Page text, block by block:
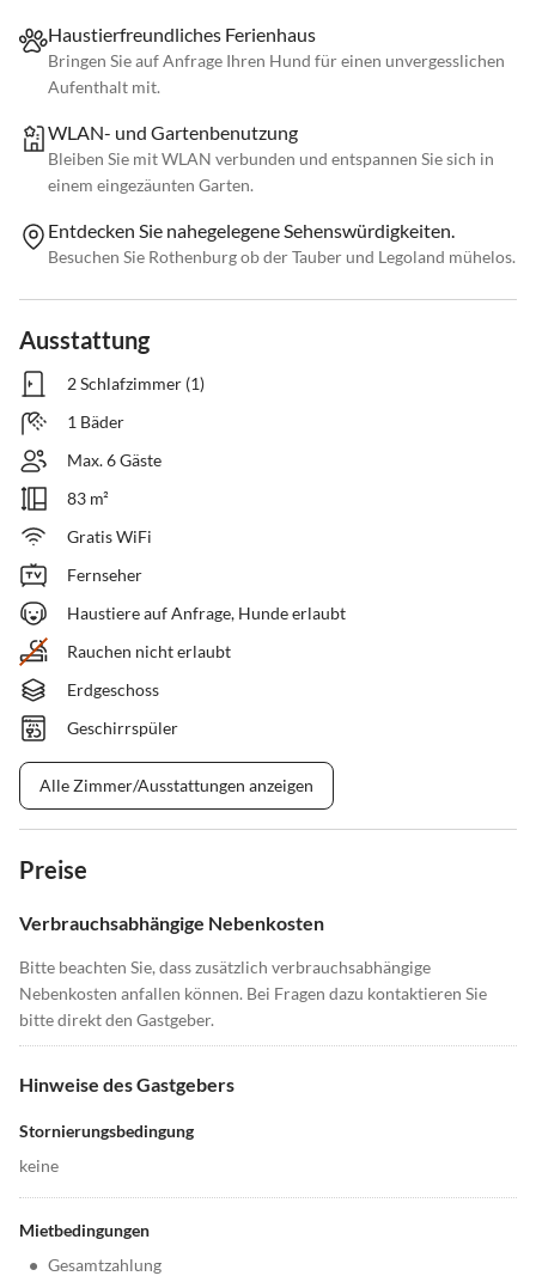
Haustierfreundliches Ferienhaus
Bringen Sie auf Anfrage Ihren Hund für einen unvergesslichen
Aufenthalt mit.
WLAN- und Gartenbenutzung
Bleiben Sie mit WLAN verbunden und entspannen Sie sich in
einem eingezäunten Garten.
Entdecken Sie nahegelegene Sehenswürdigkeiten.
Besuchen Sie Rothenburg ob der Tauber und Legoland mühelos.
Ausstattung
2 Schlafzimmer (1)
1 Bäder
Max. 6 Gäste
83 m²
Gratis WiFi
Fernseher
Haustiere auf Anfrage, Hunde erlaubt
Rauchen nicht erlaubt
Erdgeschoss
Geschirrspüler
Alle Zimmer/Ausstattungen anzeigen
Preise
Verbrauchsabhängige Nebenkosten
Bitte beachten Sie, dass zusätzlich verbrauchsabhängige
Nebenkosten anfallen können. Bei Fragen dazu kontaktieren Sie
bitte direkt den Gastgeber.
Hinweise des Gastgebers
Stornierungsbedingung
keine
Mietbedingungen
• Gesamtzahlung